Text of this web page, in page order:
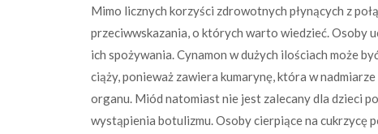
Mimo licznych korzyści zdrowotnych płynących z
przeciwwskazania, o których warto wiedzieć. Osoby
ich spożywania. Cynamon w dużych ilościach może
ciąży, ponieważ zawiera kumarynę, która w
organu. Miód natomiast nie jest zalecany dla dzieci
wystąpienia botulizmu. Osoby cierpiące na cukrzycę